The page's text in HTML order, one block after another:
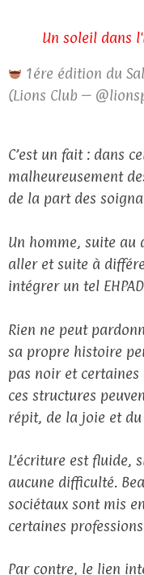
Un soleil dans
1ére édition du
(Lions Club –
C’est un fait : dans
malheureusement
de la part des
Un homme, suite au
aller et suite à
intégrer un tel
Rien ne peut
sa propre histoire
pas noir et
ces structures
répit, de la joie et
L’écriture est fluide,
aucune difficulté.
sociétaux sont mis
certaines
Par contre, le lien